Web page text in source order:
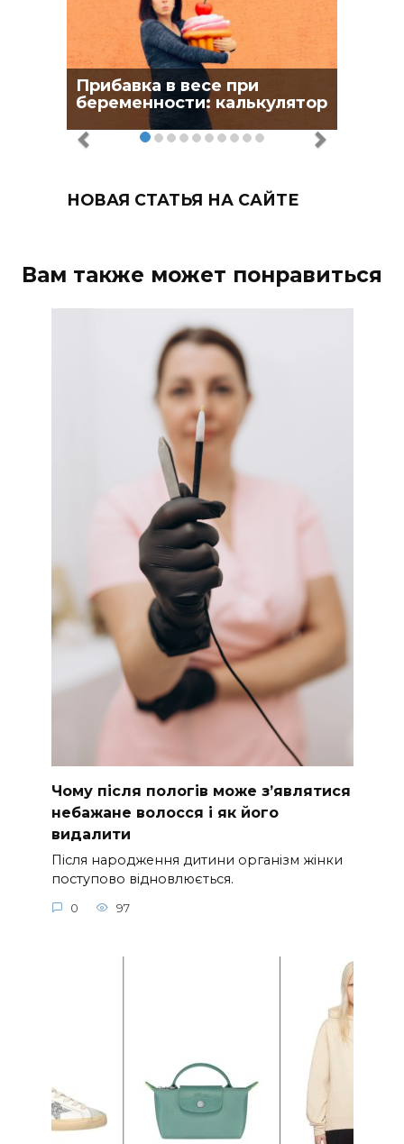
Прибавка в весе при
беременности: калькулятор
НОВАЯ СТАТЬЯ НА САЙТЕ
Вам также может понравиться
Чому після пологів може з’являтися
небажане волосся і як його
видалити
Після народження дитини організм жінки
поступово відновлюється.
0 97